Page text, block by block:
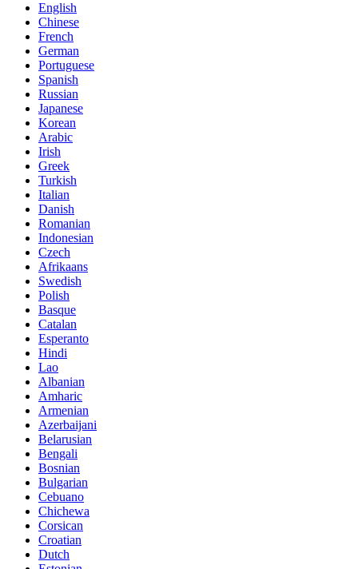
English
Chinese
French
German
Portuguese
Spanish
Russian
Japanese
Korean
Arabic
Irish
Greek
Turkish
Italian
Danish
Romanian
Indonesian
Czech
Afrikaans
Swedish
Polish
Basque
Catalan
Esperanto
Hindi
Lao
Albanian
Amharic
Armenian
Azerbaijani
Belarusian
Bengali
Bosnian
Bulgarian
Cebuano
Chichewa
Corsican
Croatian
Dutch